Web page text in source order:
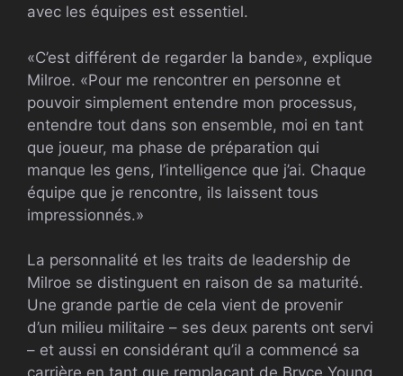
avec les équipes est essentiel.
«C’est différent de regarder la bande», explique
Milroe. «Pour me rencontrer en personne et
pouvoir simplement entendre mon processus,
entendre tout dans son ensemble, moi en tant
que joueur, ma phase de préparation qui
manque les gens, l’intelligence que j’ai. Chaque
équipe que je rencontre, ils laissent tous
impressionnés.»
La personnalité et les traits de leadership de
Milroe se distinguent en raison de sa maturité.
Une grande partie de cela vient de provenir
d’un milieu militaire – ses deux parents ont servi
– et aussi en considérant qu’il a commencé sa